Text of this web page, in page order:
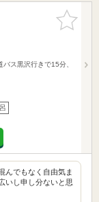
お気に入
りに追加
ス黒沢行きで15分、
んでもなく自由気ま
いし申し分ないと思